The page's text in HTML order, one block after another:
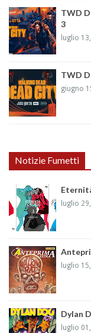
TWD
3
luglio
TWD
giugno
Notizie Fumetti
luglio
luglio
Dylan
luglio